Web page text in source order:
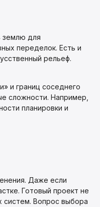
землю для
переделок. Есть и
рельеф.
и границ соседнего
сложности. Например,
планировки и
Даже если
Готовый проект не
систем. Вопрос выбора